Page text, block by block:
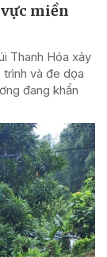
miền
Thanh Hóa xảy
và đe dọa
đang khẩn